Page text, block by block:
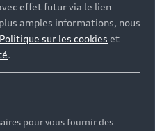
effet futur via le lien
amples informations, nous
Politique sur les cookies et
.
pour vous fournir des